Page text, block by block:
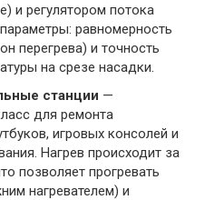
и регулятором потока
равномерность
перегрева) и точность
на срезе насадки.
станции —
для ремонта
игровых консолей и
Нагрев происходит за
позволяет прогревать
нагревателем) и